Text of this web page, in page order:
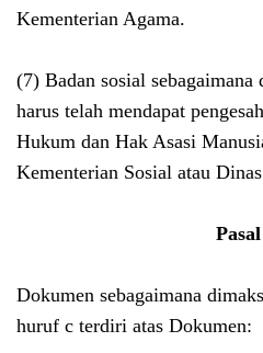
Kementerian Agama.
(7) Badan sosial
harus telah mendapat
Hukum dan Hak Asasi
Kementerian Sosial atau
Dokumen sebagaimana
huruf c terdiri atas Dokumen: